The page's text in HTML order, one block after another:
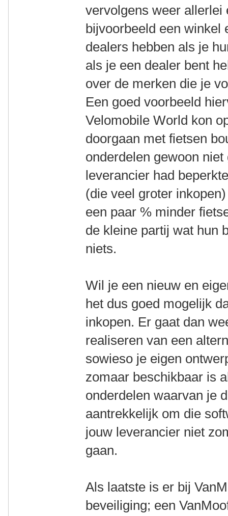
vervolgens weer allerlei
bijvoorbeeld een winkel
dealers hebben als je
als je een dealer bent
over de merken die je
Een goed voorbeeld
Velomobile World kon
doorgaan met fietsen
onderdelen gewoon
leverancier had
(die veel groter
een paar % minder
de kleine partij wat hun
niets.
Wil je een nieuw en
het dus goed mogelijk
inkopen. Er gaat dan
realiseren van een
sowieso je eigen
zomaar beschikbaar is
onderdelen waarvan je
aantrekkelijk om die
jouw leverancier niet
gaan.
Als laatste is er bij
beveiliging; een